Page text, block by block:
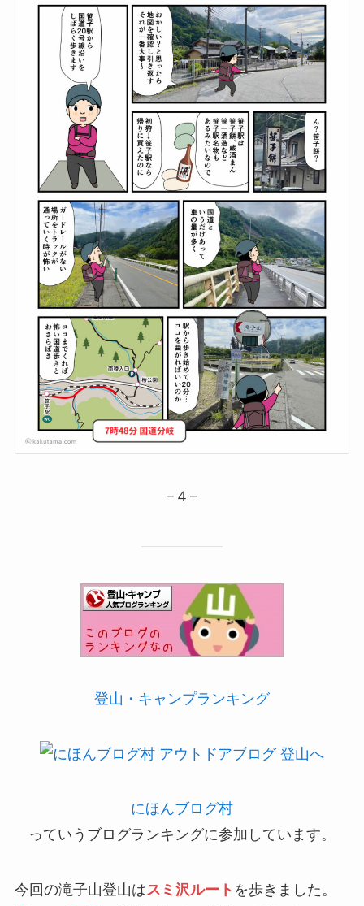
−４−
登山・キャンプランキング
にほんブログ村
っていうブログランキングに参加しています。
今回の滝子山登山はスミ沢ルート を歩きました。